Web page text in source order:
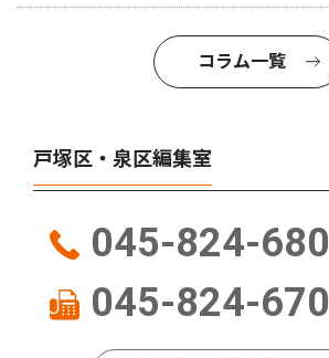
コラム一覧
戸塚区・泉区編集室
045-824-
045-824-